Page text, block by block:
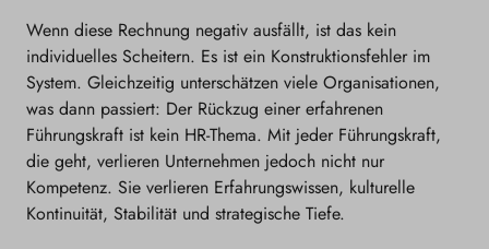
Wenn diese Rechnung negativ ausfällt, ist das kein
individuelles Scheitern. Es ist ein Konstruktionsfehler im
System. Gleichzeitig unterschätzen viele Organisationen,
was dann passiert: Der Rückzug einer erfahrenen
Führungskraft ist kein HR-Thema. Mit jeder Führungskraft,
die geht, verlieren Unternehmen jedoch nicht nur
Kompetenz. Sie verlieren Erfahrungswissen, kulturelle
Kontinuität, Stabilität und strategische Tiefe.